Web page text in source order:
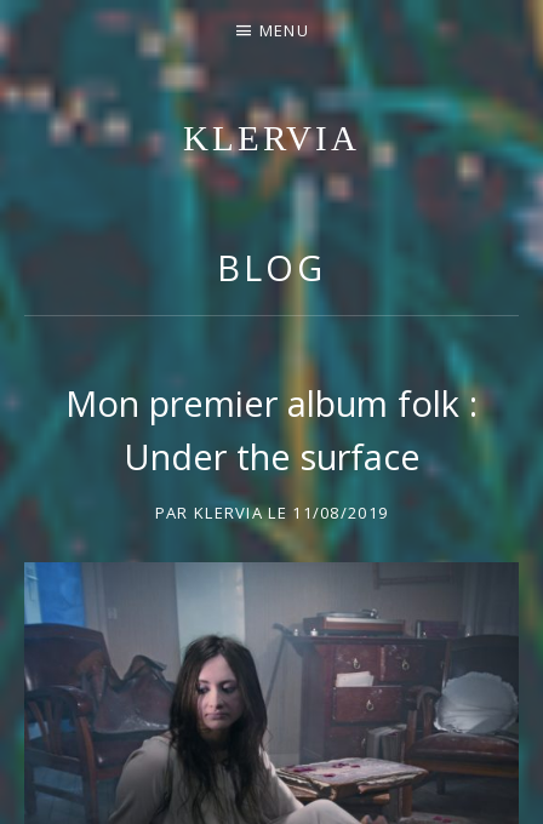
KLERVIA
ENTREZ DANS SON UNIVERS POP/FOLK
MENU
BLOG
Mon premier album folk :
Under the surface
PAR KLERVIA LE 11/08/2019